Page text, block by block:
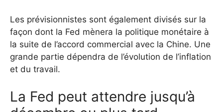
Les prévisionnistes sont également divisés sur la
façon dont la Fed mènera la politique monétaire à
la suite de l’accord commercial avec la Chine. Une
grande partie dépendra de l’évolution de l’inflation
et du travail.
La Fed peut attendre jusqu’à